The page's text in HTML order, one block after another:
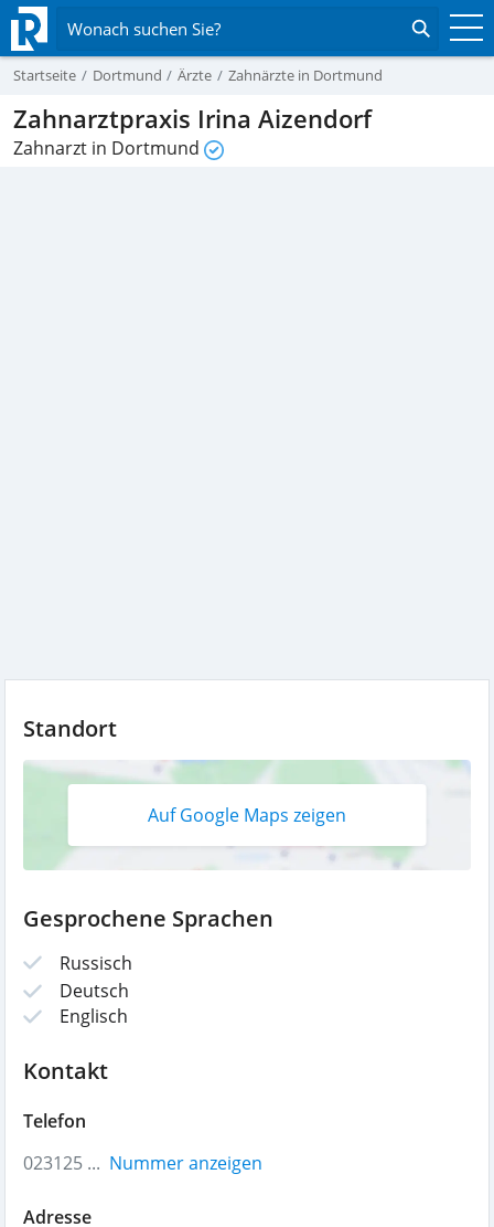
Wonach suchen Sie?
Startseite Dortmund Ärzte Zahnärzte in Dortmund
Zahnarztpraxis Irina Aizendorf
Zahnarzt in Dortmund
Standort
Auf Google Maps zeigen
Gesprochene Sprachen
Russisch
Deutsch
Englisch
Kontakt
Telefon
023125 ... Nummer anzeigen
Adresse